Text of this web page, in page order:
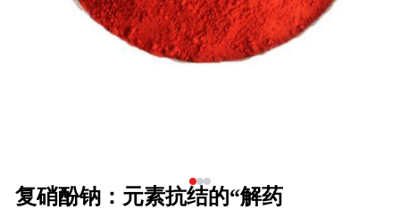
复硝酚钠：元素抗结的“解药